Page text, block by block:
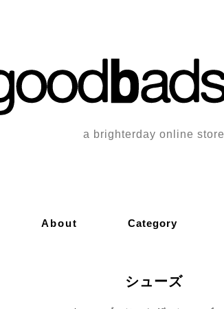
a brighterday online store
About Category
シューズ